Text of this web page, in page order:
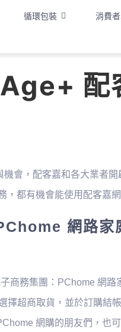
循環包裝 消費
配
會，配客嘉和各大業者
都有機會能使用配客嘉網
網路家
商務集團：PChome 網
擇超商取貨，並於訂購結
網購的朋友們，也